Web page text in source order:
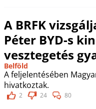
A BRFK
Péter BYD-s
vesztegetés
Belföld
A feljelentésében
hivatkoztak.
2 24 80